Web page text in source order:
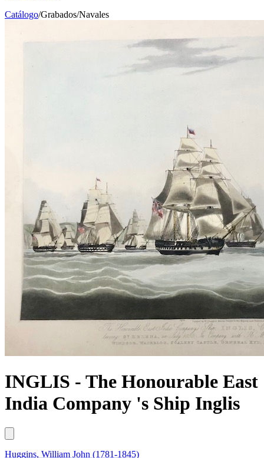
Catálogo/Grabados/Navales
INGLIS - The Honourable East
India Company 's Ship Inglis
Huggins, William John (1781-1845)